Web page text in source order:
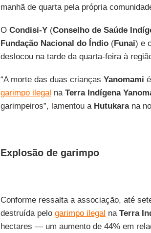
manhã de quarta pela própria
O Condisi-Y(Conselho de Saúde
Fundação Nacional do Índio(Funai) e
deslocou na tarde da quarta-feira à
“A morte das duas crianças Yanomami
garimpo ilegal na Terra Indígena
garimpeiros”, lamentou a Hutukarana
Explosão de garimpo
Conforme ressalta a associação, até
destruída pelo garimpo ilegal na Terra
hectares — um aumento de 44% em